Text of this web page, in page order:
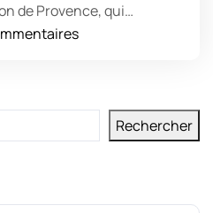
de Provence, qui…
Rechercher